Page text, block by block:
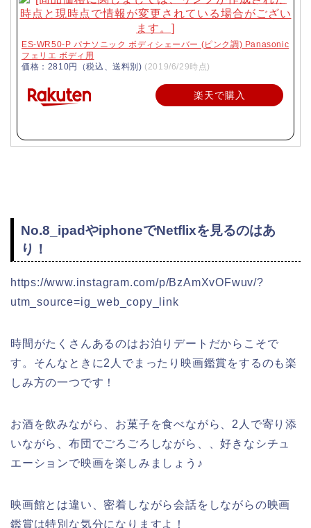
ES-WR50-P パナソニック ボディシェーバー (ピンク調) Panasonic
フェリエ ボディ用
価格：2810円（税込、送料別) (2019/6/29時点)
楽天で購入
No.8_ipadやiphoneでNetflixを見るのはあ
り！
https://www.instagram.com/p/BzAmXvOFwuv/?
utm_source=ig_web_copy_link
時間がたくさんあるのはお泊りデートだからこそで
す。そんなときに2人でまったり映画鑑賞をするのも楽
しみ方の一つです！
お酒を飲みながら、お菓子を食べながら、2人で寄り添
いながら、布団でごろごろしながら、、好きなシチュ
エーションで映画を楽しみましょう♪
映画館とは違い、密着しながら会話をしながらの映画
鑑賞は特別な気分になりますよ！